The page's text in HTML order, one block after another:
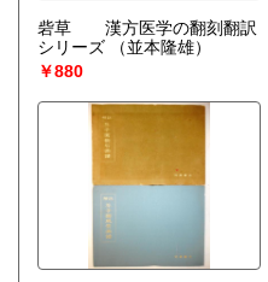
砦草 漢方医学の翻刻翻訳
シリーズ
（並本隆雄）
￥880